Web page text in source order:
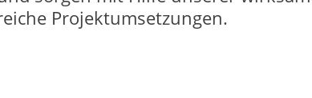
Projektumsetzungen.